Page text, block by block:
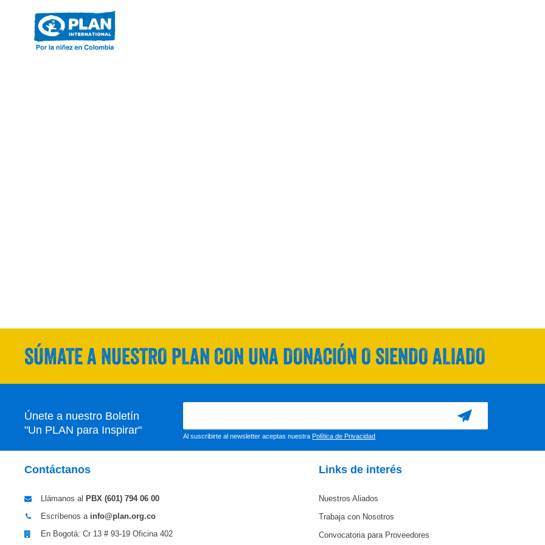
SÚMATE A NUESTRO PLAN CON UNA DONACIÓN O SIENDO ALIADO
Únete a nuestro Boletín
"Un PLAN para Inspirar"
Al suscribirte al newsletter aceptas nuestra Política de Privacidad
Contáctanos
Llámanos al PBX (601) 794 06 00
Escríbenos a info@plan.org.co
En Bogotá: Cr 13 # 93-19 Oficina 402
Links de interés
Nuestros Aliados
Trabaja con Nosotros
Convocatoria para Proveedores